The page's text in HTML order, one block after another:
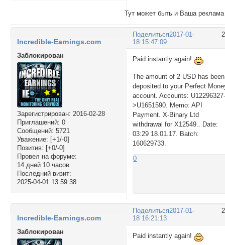
Тут может быть и Ваша реклама
Поделиться2017-01-
18 15:47:09
Incredible-Earnings.com
Заблокирован
Зарегистрирован: 2016-02-28
Приглашений: 0
Сообщений: 5721
Уважение: [+1/-0]
Позитив: [+0/-0]
Провел на форуме:
14 дней 10 часов
Последний визит:
2025-04-01 13:59:38
Paid instantly again!
The amount of 2 USD has been
deposited to your Perfect
account. Accounts:
>U1651590. Memo: API
Payment. X-Binary Ltd
withdrawal for X12549.. Date:
03:29 18.01.17. Batch:
160629733.
0
Поделиться2017-01-
18 16:21:13
Incredible-Earnings.com
Заблокирован
Paid instantly again!